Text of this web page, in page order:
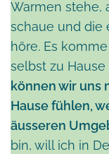
Warmen stehe,
schaue und die
höre. Es
selbst zu
können wir uns
Hause fühlen,
äusseren
bin, will ich in